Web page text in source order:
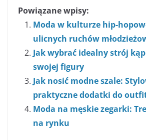
Powiązane wpisy:
Moda w kulturze hip-
ulicnych ruchów
Jak wybrać idealny strój
swojej figury
Jak nosić modne szale:
praktyczne dodatki do
Moda na męskie zegarki:
na rynku